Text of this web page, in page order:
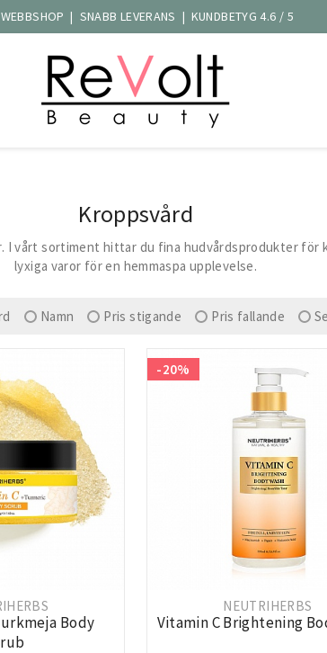
| SNABB LEVERANS | KUNDBETYG 4.6 / 5
Kroppsvård
I vårt sortiment hittar du fina hudvårdsprodukter
lyxiga varor för en hemmaspa upplevelse.
Namn Pris stigande Pris fallande
Body
-20%
NEUTRIHERBS
Vitamin C Brightening